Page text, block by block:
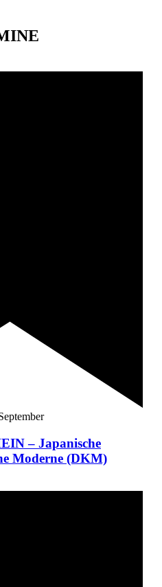
– Japanische
Moderne (DKM)